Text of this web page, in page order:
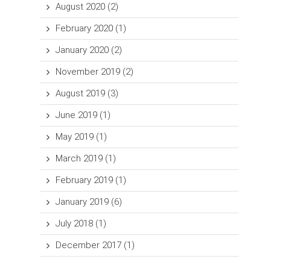
August 2020 (2)
February 2020 (1)
January 2020 (2)
November 2019 (2)
August 2019 (3)
June 2019 (1)
May 2019 (1)
March 2019 (1)
February 2019 (1)
January 2019 (6)
July 2018 (1)
December 2017 (1)